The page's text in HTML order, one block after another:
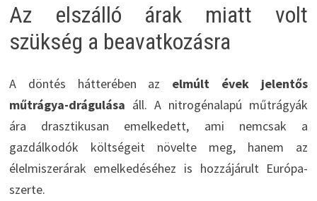
Az elszálló árak miatt volt
szükség a beavatkozásra
A döntés hátterében az
elmúlt évek jelentős
műtrágya-drágulása áll. A nitrogénalapú műtrágyák
ára drasztikusan emelkedett, ami nemcsak a
gazdálkodók költségeit növelte meg, hanem az
élelmiszerárak emelkedéséhez is hozzájárult Európa-
szerte.